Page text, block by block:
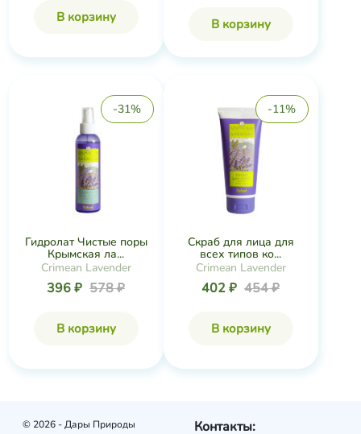
В корзину В корзину
-31%
Гидролат Чистые поры
Крымская ла...
Crimean Lavender
396 ₽ 578 ₽
В корзину
-11%
Скраб для лица для
всех типов ко...
Crimean Lavender
402 ₽ 454 ₽
В корзину
© 2026 - Дары Природы
Контакты: